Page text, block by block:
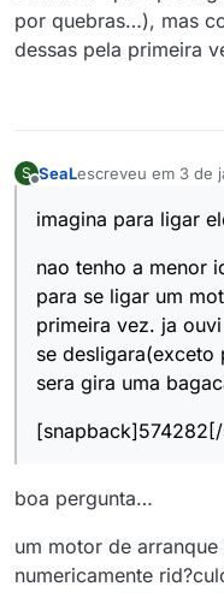
por quebras…), mas
dessas pela primeira
S SeaLescreveu em 3 de
última edição por
imagina para ligar
nao tenho a menor
para se ligar um
primeira vez. ja
se
sera gira uma
boa pergunta…
um motor de
numericamente